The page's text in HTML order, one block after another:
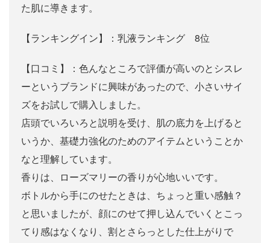
た肌に導きます。
【ランキングイン】：乳液ランキング 8位
【口コミ】：色んなところで評価が高いのとシスレ
ーというブランドに興味があったので、小さいサイ
ズをお試しで購入しました。
店頭でいろいろと説明を受け、肌の底力を上げると
いうか、基礎力強化のためのアイテムということか
なと理解しています。
香りは、ローズマリーの香りが心地いいです。
ボトルから手にのせたときは、ちょっと重い感触？
と思いましたが、顔にのせて押し込んでいくとこっ
てり感はなくなり、割とさらっとした仕上がりで